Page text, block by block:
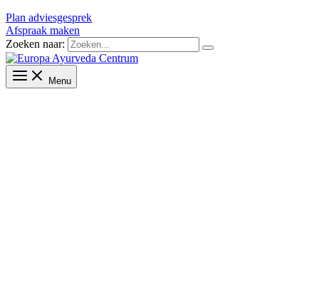
Plan adviesgesprek
Afspraak maken
Zoeken naar:
Menu